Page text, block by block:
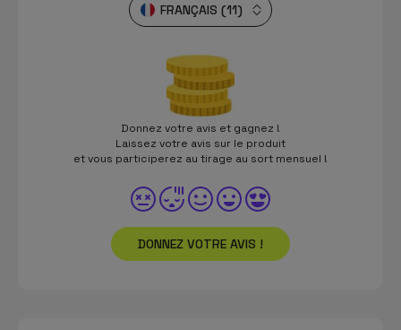
FRANÇAIS (11)
Donnez votre avis et gagnez !
Laissez votre avis sur le produit
et vous participerez au tirage au sort mensuel !
DONNEZ VOTRE AVIS !